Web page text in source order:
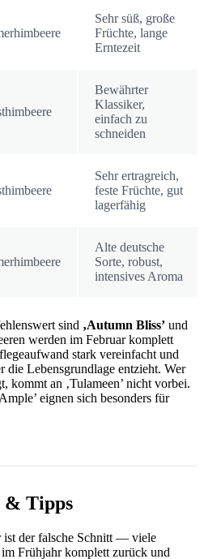
Sehr süß, große
Früchte, lange
Erntezeit
Bewährter
Klassiker,
einfach zu
schneiden
Sehr ertragreich,
feste Früchte, gut
lagerfähig
Alte deutsche
Sorte, robust,
intensives Aroma
sind ‚Autumn Bliss’ und
werden im Februar komplett
stark vereinfacht und
die Lebensgrundlage entzieht. Wer
kommt an ‚Tulameen’ nicht vorbei.
eignen sich besonders für
& Tipps
ist der falsche Schnitt — viele
Frühjahr komplett zurück und